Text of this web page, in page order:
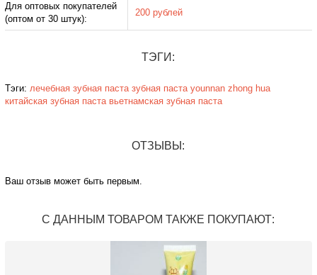
Для оптовых покупателей
(оптом от 30 штук):
200 рублей
ТЭГИ:
Тэги: лечебная зубная паста зубная паста younnan zhong hua
китайская зубная паста вьетнамская зубная паста
ОТЗЫВЫ:
Ваш отзыв может быть первым.
С ДАННЫМ ТОВАРОМ ТАКЖЕ ПОКУПАЮТ: